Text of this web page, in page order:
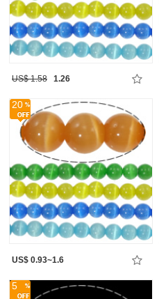
US$ 1.58 1.26
20
US$ 0.93~1.6
5